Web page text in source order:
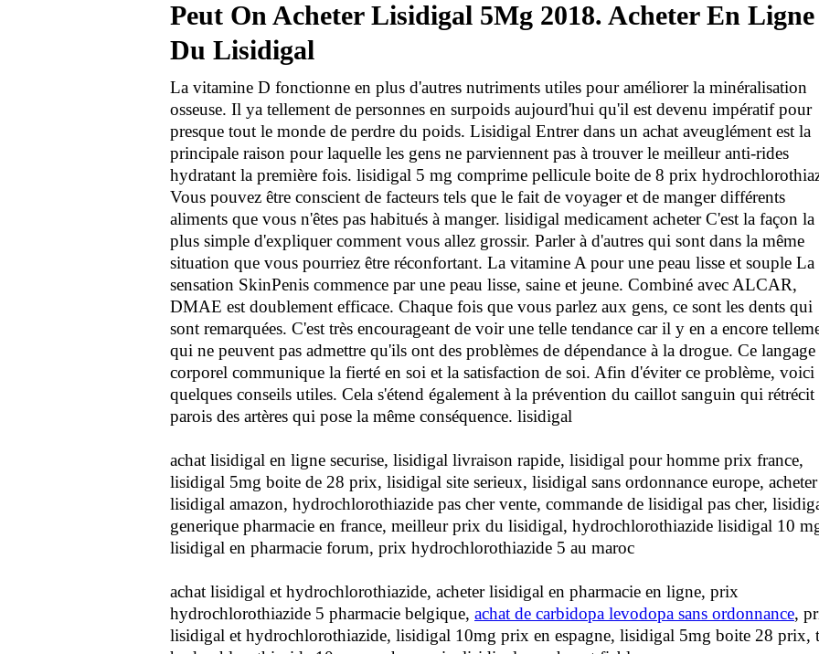
Peut On Acheter Lisidigal 5Mg 2018. Acheter En Ligne
Du Lisidigal
La vitamine D fonctionne en plus d'autres nutriments utiles pour améliorer la minéralisation
osseuse. Il ya tellement de personnes en surpoids aujourd'hui qu'il est devenu impératif pour
presque tout le monde de perdre du poids. Lisidigal Entrer dans un achat aveuglément est la
principale raison pour laquelle les gens ne parviennent pas à trouver le meilleur anti-rides
hydratant la première fois. lisidigal 5 mg comprime pellicule boite de 8 prix
Vous pouvez être conscient de facteurs tels que le fait de voyager et de manger différents
aliments que vous n'êtes pas habitués à manger. lisidigal medicament acheter C'est la façon la
plus simple d'expliquer comment vous allez grossir. Parler à d'autres qui sont dans la même
situation que vous pourriez être réconfortant. La vitamine A pour une peau lisse et souple La
sensation SkinPenis commence par une peau lisse, saine et jeune. Combiné avec ALCAR,
DMAE est doublement efficace. Chaque fois que vous parlez aux gens, ce sont les dents qui
sont remarquées. C'est très encourageant de voir une telle tendance car il y en a encore
qui ne peuvent pas admettre qu'ils ont des problèmes de dépendance à la drogue. Ce langage
corporel communique la fierté en soi et la satisfaction de soi. Afin d'éviter ce problème, voici
quelques conseils utiles. Cela s'étend également à la prévention du caillot sanguin qui rétrécit
parois des artères qui pose la même conséquence. lisidigal
achat lisidigal en ligne securise, lisidigal livraison rapide, lisidigal pour homme prix france,
lisidigal 5mg boite de 28 prix, lisidigal site serieux, lisidigal sans ordonnance europe, acheter
lisidigal amazon, hydrochlorothiazide pas cher vente, commande de lisidigal pas cher,
generique pharmacie en france, meilleur prix du lisidigal, hydrochlorothiazide lisidigal 10
lisidigal en pharmacie forum, prix hydrochlorothiazide 5 au maroc
achat lisidigal et hydrochlorothiazide, acheter lisidigal en pharmacie en ligne, prix
hydrochlorothiazide 5 pharmacie belgique, achat de carbidopa levodopa sans ordonnance,
lisidigal et hydrochlorothiazide, lisidigal 10mg prix en espagne, lisidigal 5mg boite 28 prix,